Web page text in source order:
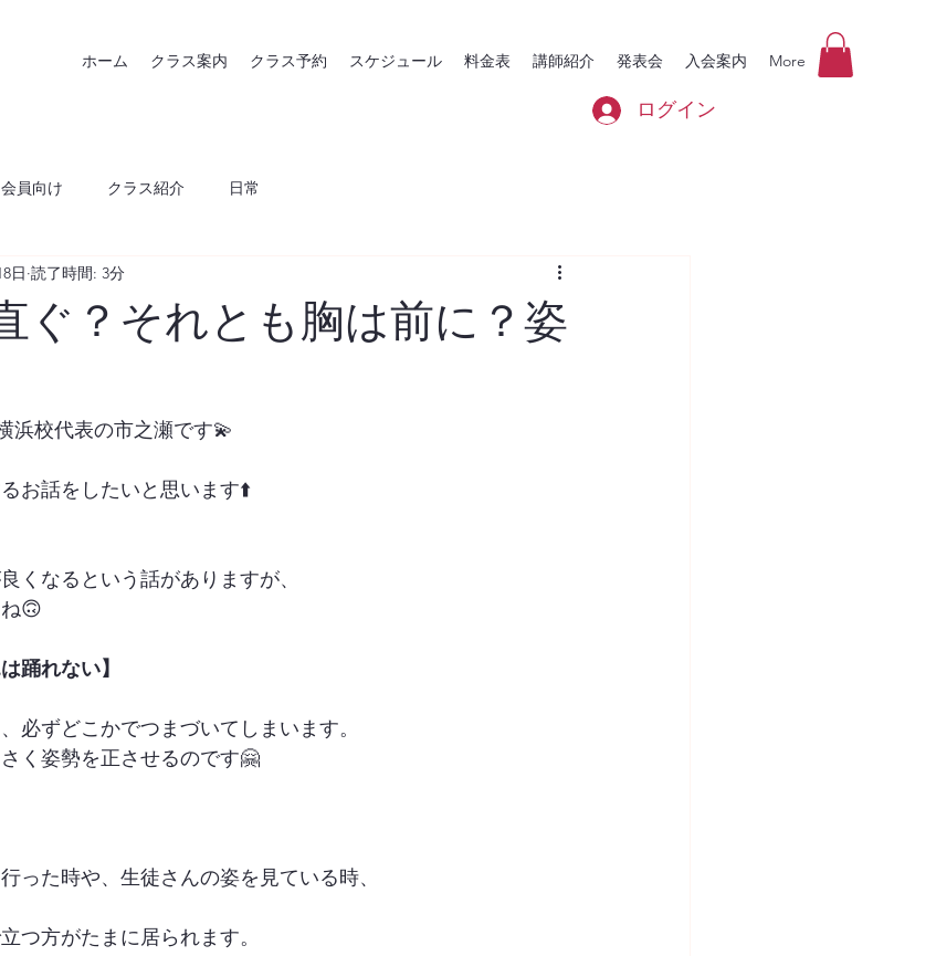
ホーム クラス案内 クラス予約 スケジュール 料金表 講師紹介 発表会 入会案内 More
ログイン
会員向け クラス紹介 日常
ぐ？それとも胸は前に？姿
日 読了時間: 3分
浜校代表の市之瀬です💫
お話をしたいと思います⬆️
くなるという話がありますが、
🙃
踊れない】
必ずどこかでつまづいてしまいます。
く姿勢を正させるのです🤗
った時や、生徒さんの姿を見ている時、
つ方がたまに居られます。